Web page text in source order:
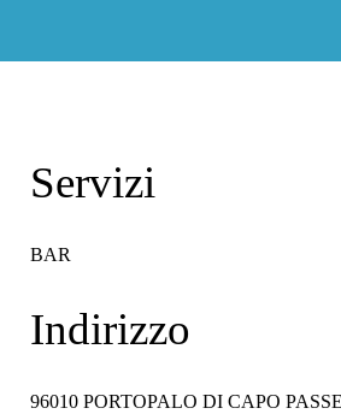
Servizi
BAR
Indirizzo
96010 PORTOPALO DI CAPO